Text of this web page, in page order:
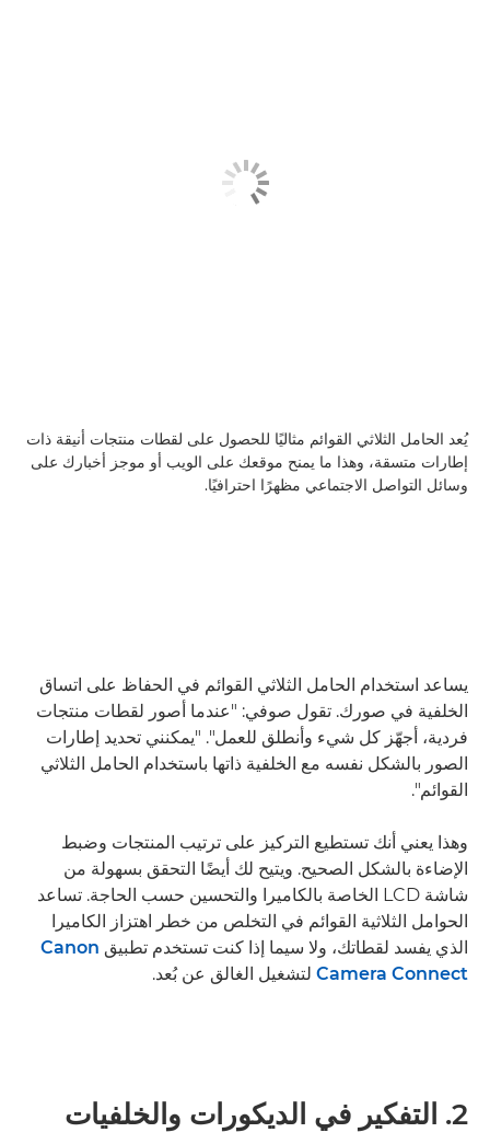
يُعد الحامل الثلاثي القوائم مثاليًا للحصول على لقطات منتجات أنيقة ذات
إطارات متسقة، وهذا ما يمنح موقعك على الويب أو موجز أخبارك على
وسائل التواصل الاجتماعي مظهرًا احترافيًا.
يساعد استخدام الحامل الثلاثي القوائم في الحفاظ على اتساق
الخلفية في صورك. تقول صوفي: "عندما أصور لقطات منتجات
فردية، أجهّز كل شيء وأنطلق للعمل". "يمكنني تحديد إطارات
الصور بالشكل نفسه مع الخلفية ذاتها باستخدام الحامل الثلاثي
القوائم".
وهذا يعني أنك تستطيع التركيز على ترتيب المنتجات وضبط
الإضاءة بالشكل الصحيح. ويتيح لك أيضًا التحقق بسهولة من
شاشة LCD الخاصة بالكاميرا والتحسين حسب الحاجة. تساعد
الحوامل الثلاثية القوائم في التخلص من خطر اهتزاز الكاميرا
الذي يفسد لقطاتك، ولا سيما إذا كنت تستخدم تطبيق Canon
Camera Connect لتشغيل الغالق عن بُعد.
2. التفكير في الديكورات والخلفيات